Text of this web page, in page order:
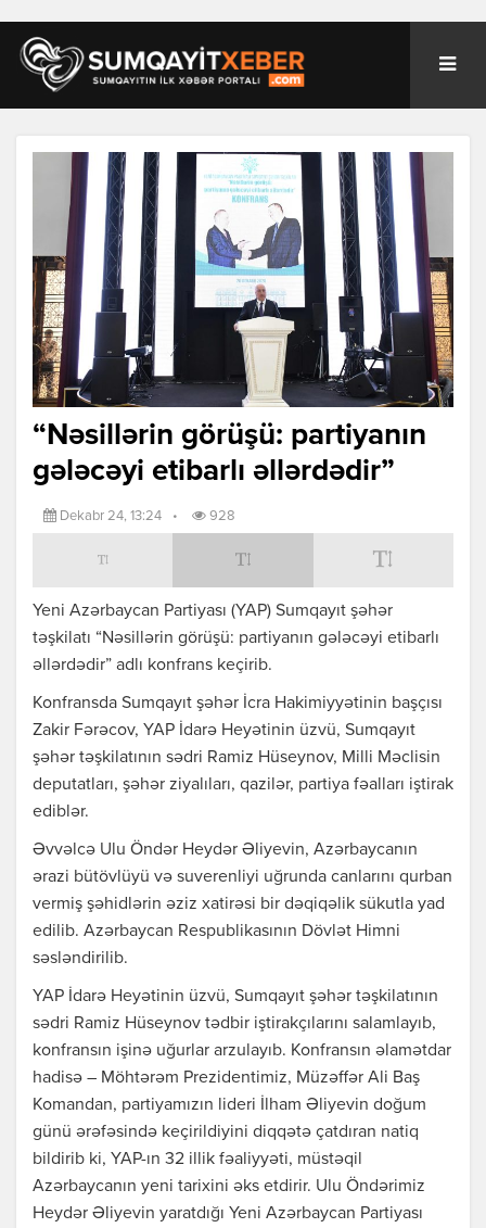
“Nəsillərin görüşü: partiyanın
gələcəyi etibarlı əllərdədir”
Dekabr 24, 13:24 • 928
Yeni Azərbaycan Partiyası (YAP) Sumqayıt şəhər
təşkilatı “Nəsillərin görüşü: partiyanın gələcəyi etibarlı
əllərdədir” adlı konfrans keçirib.
Konfransda Sumqayıt şəhər İcra Hakimiyyətinin başçısı
Zakir Fərəcov, YAP İdarə Heyətinin üzvü, Sumqayıt
şəhər təşkilatının sədri Ramiz Hüseynov, Milli Məclisin
deputatları, şəhər ziyalıları, qazilər, partiya fəalları iştirak
ediblər.
Əvvəlcə Ulu Öndər Heydər Əliyevin, Azərbaycanın
ərazi bütövlüyü və suverenliyi uğrunda canlarını qurban
vermiş şəhidlərin əziz xatirəsi bir dəqiqəlik sükutla yad
edilib. Azərbaycan Respublikasının Dövlət Himni
səsləndirilib.
YAP İdarə Heyətinin üzvü, Sumqayıt şəhər təşkilatının
sədri Ramiz Hüseynov tədbir iştirakçılarını salamlayıb,
konfransın işinə uğurlar arzulayıb. Konfransın əlamətdar
hadisə – Möhtərəm Prezidentimiz, Müzəffər Ali Baş
Komandan, partiyamızın lideri İlham Əliyevin doğum
günü ərəfəsində keçirildiyini diqqətə çatdıran natiq
bildirib ki, YAP-ın 32 illik fəaliyyəti, müstəqil
Azərbaycanın yeni tarixini əks etdirir. Ulu Öndərimiz
Heydər Əliyevin yaratdığı Yeni Azərbaycan Partiyası